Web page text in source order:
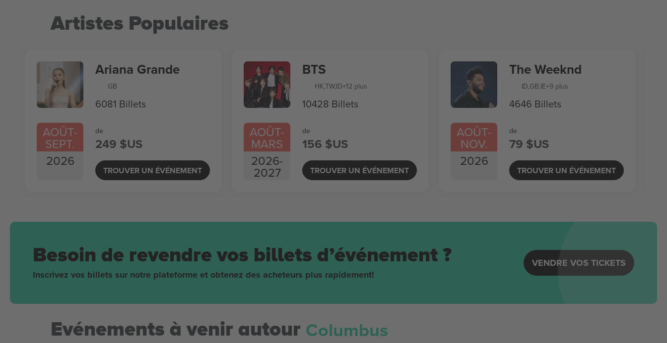
Artistes Populaires
AOÛT-
SEPT.
2026
Ariana Grande
GB
6081 Billets
de
249 $US
TROUVER UN ÉVÉNEMENT
AOÛT-
MARS
2026-
2027
BTS
HK,TW,ID+12 plus
10428 Billets
de
156 $US
TROUVER UN ÉVÉNEMENT
AOÛT-
NOV.
2026
The Weeknd
ID,GB,IE+9 plus
4646 Billets
de
79 $US
TROUVER UN ÉVÉNEMENT
Besoin de revendre vos billets d’événement ?
Inscrivez vos billets sur notre plateforme et obtenez des acheteurs plus rapidement!
VENDRE VOS TICKETS
Evénements à venir autour Columbus